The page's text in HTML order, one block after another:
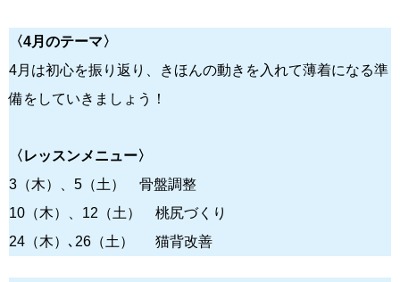
〈4月のテーマ〉
4月は初心を振り返り、きほんの動きを入れて薄着になる準
備をしていきましょう！
〈レッスンメニュー〉
3（木）、5（土） 骨盤調整
10（木）、12（土） 桃尻づくり
24（木）､26（土） 猫背改善